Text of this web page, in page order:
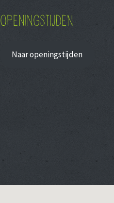
OPENINGSTIJDEN
Naar openingstijden